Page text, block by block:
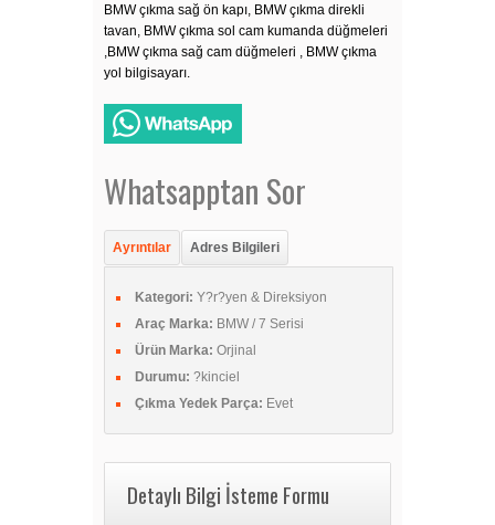
BMW çıkma sağ ön kapı, BMW çıkma direkli
tavan, BMW çıkma sol cam kumanda düğmeleri
,BMW çıkma sağ cam düğmeleri , BMW çıkma
yol bilgisayarı.
Whatsapptan Sor
Ayrıntılar Adres Bilgileri
Kategori: Y?r?yen & Direksiyon
Araç Marka: BMW / 7 Serisi
Ürün Marka: Orjinal
Durumu: ?kinciel
Çıkma Yedek Parça: Evet
Detaylı Bilgi İsteme Formu